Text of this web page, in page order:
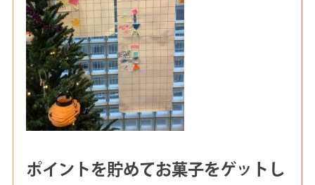
ポイントを貯めてお菓子をゲットし